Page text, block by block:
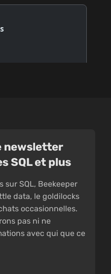
newsletter
SQL et plus
sur SQL, Beekeeper
data, le goldilocks
occasionnelles.
pas ni ne
avec qui que ce